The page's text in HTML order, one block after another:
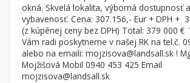
2-izbové
3-izbové
4 a viac izbové byty
okná. Skvelá lokalita, výborná dostupnosť
vybavenosť. Cena: 307.156,- Eur + DPH +
(z kúpénej ceny bez DPH) Total: 379 000 €
Vám radi poskytneme v našej RK na tel.č.
alebo na emaili: mojzisova@landsall.sk !
Mojžišová Mobil 0940 453 425 Email
mojzisova@landsall.sk